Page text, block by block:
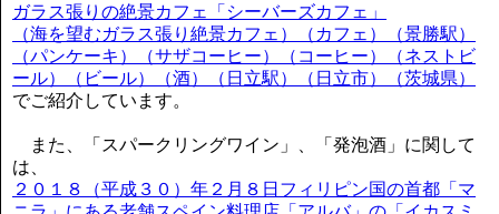
ガラス張りの絶景カフェ「シーバーズカフェ」
（海を望むガラス張り絶景カフェ）（カフェ）（景勝駅）
（パンケーキ）（サザコーヒー）（コーヒー）（ネストビ
ール）（ビール）（酒）（日立駅）（日立市）（茨城県）
でご紹介しています。
また、「スパークリングワイン」、「発泡酒」に関して
は、
２０１８（平成３０）年２月８日フィリピン国の首都「マ